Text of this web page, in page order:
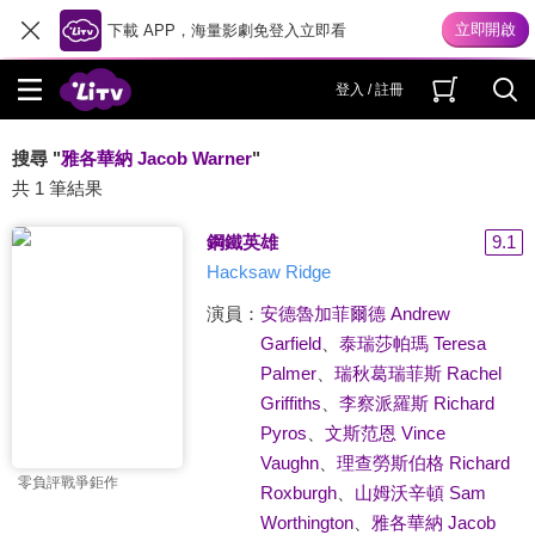
下載 APP，海量影劇免登入立即看
登入 / 註冊
搜尋 "雅各華納 Jacob Warner"
共 1 筆結果
零負評戰爭鉅作
鋼鐵英雄
9.1
Hacksaw Ridge
演員： 安德魯加菲爾德 Andrew
Garfield、 泰瑞莎帕瑪 Teresa
Palmer、 瑞秋葛瑞菲斯 Rachel
Griffiths
李察派羅斯 Richard
Pyros
文斯范恩 Vince
Vaughn、 理查勞斯伯格 Richard
Roxburgh、 山姆沃辛頓 Sam
Worthington、 雅各華納 Jacob